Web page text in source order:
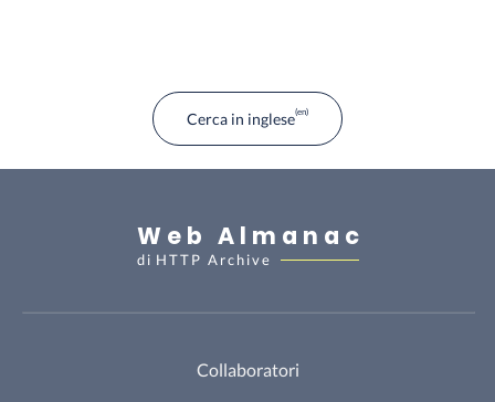
Cerca in inglese
Web Almanac
di HTTP Archive
Collaboratori